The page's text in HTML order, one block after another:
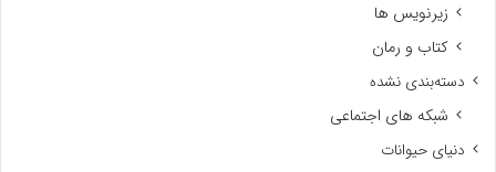
دانستنی و اطلاعات عمومی
دانلود
خرید قانونی فیلم و سریال
دانلود بازی
دانلود سریال